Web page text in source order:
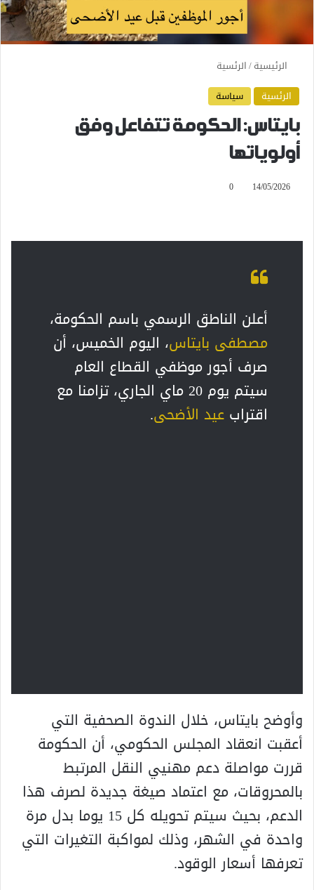
الرئيسية/الرئسية
الرئسية
سياسة
بايتاس: الحكومة تتفاعل وفق
أولوياتها
14/05/2026
0
أعلن الناطق الرسمي باسم الحكومة،
مصطفى بايتاس، اليوم الخميس، أن
صرف أجور موظفي القطاع العام
سيتم يوم 20 ماي الجاري، تزامنا مع
اقتراب عيد الأضحى.
وأوضح بايتاس، خلال الندوة الصحفية التي
أعقبت انعقاد المجلس الحكومي، أن الحكومة
قررت مواصلة دعم مهنيي النقل المرتبط
بالمحروقات، مع اعتماد صيغة جديدة لصرف هذا
الدعم، بحيث سيتم تحويله كل 15 يوما بدل مرة
واحدة في الشهر، وذلك لمواكبة التغيرات التي
تعرفها أسعار الوقود.